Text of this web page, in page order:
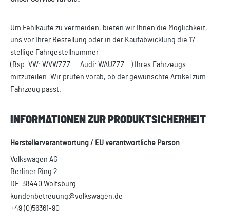
Um Fehlkäufe zu vermeiden, bieten wir Ihnen die Möglichkeit,
uns vor Ihrer Bestellung oder in der Kaufabwicklung die 17-
stellige Fahrgestellnummer
(Bsp. VW: WVWZZZ... Audi: WAUZZZ...) Ihres Fahrzeugs
mitzuteilen. Wir prüfen vorab, ob der gewünschte Artikel zum
Fahrzeug passt.
INFORMATIONEN ZUR PRODUKTSICHERHEIT
Herstellerverantwortung / EU verantwortliche Person
Volkswagen AG
Berliner Ring 2
DE-38440 Wolfsburg
kundenbetreuung@volkswagen.de
+49 (0)56361-90